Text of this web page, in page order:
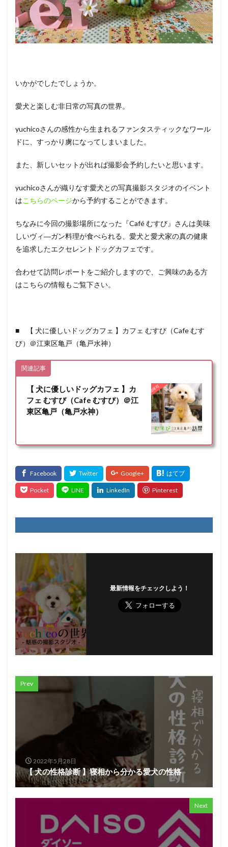
いかがでしたでしょうか。
愛犬と楽しむ非日常の写真の世界。
yuchicoさんの感性から生まれるファンタスティックなワール
ドに、すっかり虜になってしまいました。
また、新しいセットが出れば撮影会予約したいと思います。
yuchicoさんが織りなす愛犬との写真撮影スタジオのイベント
はこちらのページから予約することができます。
ちなみに今回の撮影場所になった『Café むすび』さんは美味
しいヴィ―ガン料理が食べられる、愛犬と愛犬家の真の健康
を追求したエクセレントドッグカフェです。
合わせて訪問レポートをご紹介しますので、ご興味のある方
はこちらの情報もご覧下さい。
■ 【 犬に優しいドッグカフェ 】カフェ むすび（Cafe むす
び）＠江東区亀戸（亀戸水神）
関連記事
【 犬に優しいドッグカフェ 】カ
フェ むすび（Cafe むすび）＠江
東区亀戸（亀戸水神）
最新情報をチェックしよう！
Prev
2022年5月28日
【 犬の性格診断 】寝相から分かる愛犬の性格
Next